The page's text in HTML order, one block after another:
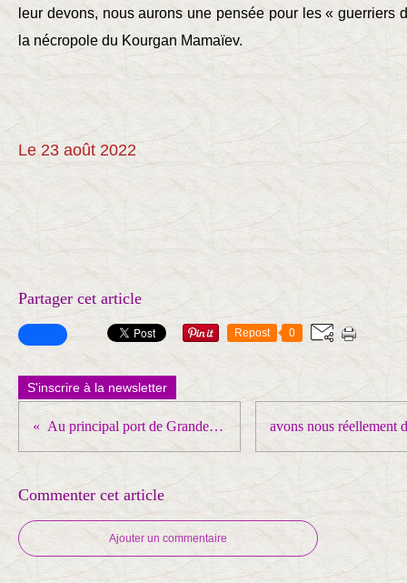
leur devons, nous aurons une pensée pour les « guerriers
la nécropole du Kourgan Mamaïev.
Le 23 août 2022
Partager cet article
Repost 0
S'inscrire à la newsletter
Au principal port de Grande-Bretagne d'être à son tour touché par une grève; le mouvement gréviste, là-bas, prend clairement de l'ampleur
Commenter cet article
Ajouter un commentaire